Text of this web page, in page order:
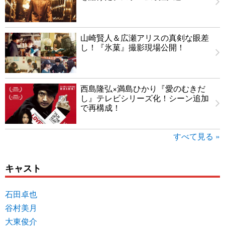
山崎賢人＆広瀬アリスの真剣な眼差
し！『氷菓』撮影現場公開！
西島隆弘×満島ひかり『愛のむきだ
し』テレビシリーズ化！シーン追加
で再構成！
すべて見る »
キャスト
石田卓也
谷村美月
大東俊介